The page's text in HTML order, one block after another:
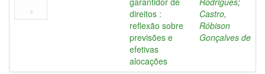
direitos :
reflexão sobre
previsões e
efetivas
alocações
Castro,
Róbison
Gonçalves de